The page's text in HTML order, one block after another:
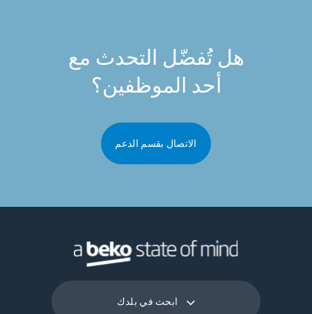
هل تُفضّل التحدث مع
أحد الموظفين؟
الاتصال بقسم الدعم
ابحث في بلدك